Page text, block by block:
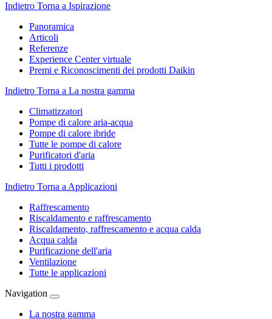
Indietro Torna a Ispirazione
Panoramica
Articoli
Referenze
Experience Center virtuale
Premi e Riconoscimenti dei prodotti Daikin
Indietro Torna a La nostra gamma
Climatizzatori
Pompe di calore aria-acqua
Pompe di calore ibride
Tutte le pompe di calore
Purificatori d'aria
Tutti i prodotti
Indietro Torna a Applicazioni
Raffrescamento
Riscaldamento e raffrescamento
Riscaldamento, raffrescamento e acqua calda
Acqua calda
Purificazione dell'aria
Ventilazione
Tutte le applicazioni
Navigation
La nostra gamma